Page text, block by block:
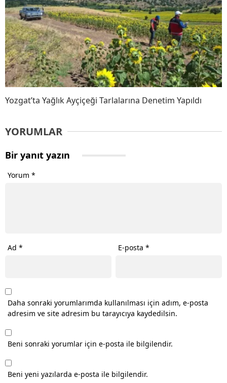
Yozgat’ta Yağlık Ayçiçeği Tarlalarına Denetim Yapıldı
YORUMLAR
Bir yanıt yazın
Yorum *
Ad * E-posta*
Daha sonraki yorumlarımda kullanılması için adım, e-posta
adresim ve site adresim bu tarayıcıya kaydedilsin.
Beni sonraki yorumlar için e-posta ile bilgilendir.
Beni yeni yazılarda e-posta ile bilgilendir.